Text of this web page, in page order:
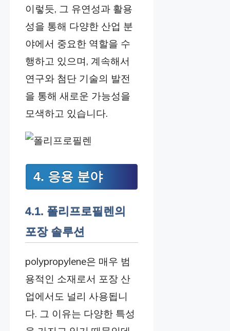
이렇듯, 그 유연성과 활용
성을 통해 다양한 산업 분
야에서 중요한 역할을 수
행하고 있으며, 계속해서
연구와 첨단 기술의 발전
을 통해 새로운 가능성을
모색하고 있습니다.
4. 응용 분야
4.1. 폴리프로필렌의
포장 솔루션
polypropylene은 매우 범
용적인 소재로서 포장 산
업에서도 널리 사용됩니
다. 그 이유는 다양한 특성